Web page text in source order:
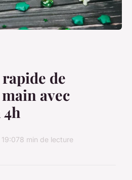
de
avec
8 min de lecture